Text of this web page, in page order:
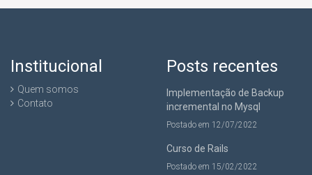
Institucional
Quem somos
Contato
Posts recentes
Implementação de Backup
incremental no Mysql
Postado em 12/07/2022
Curso de Rails
Postado em 15/02/2022